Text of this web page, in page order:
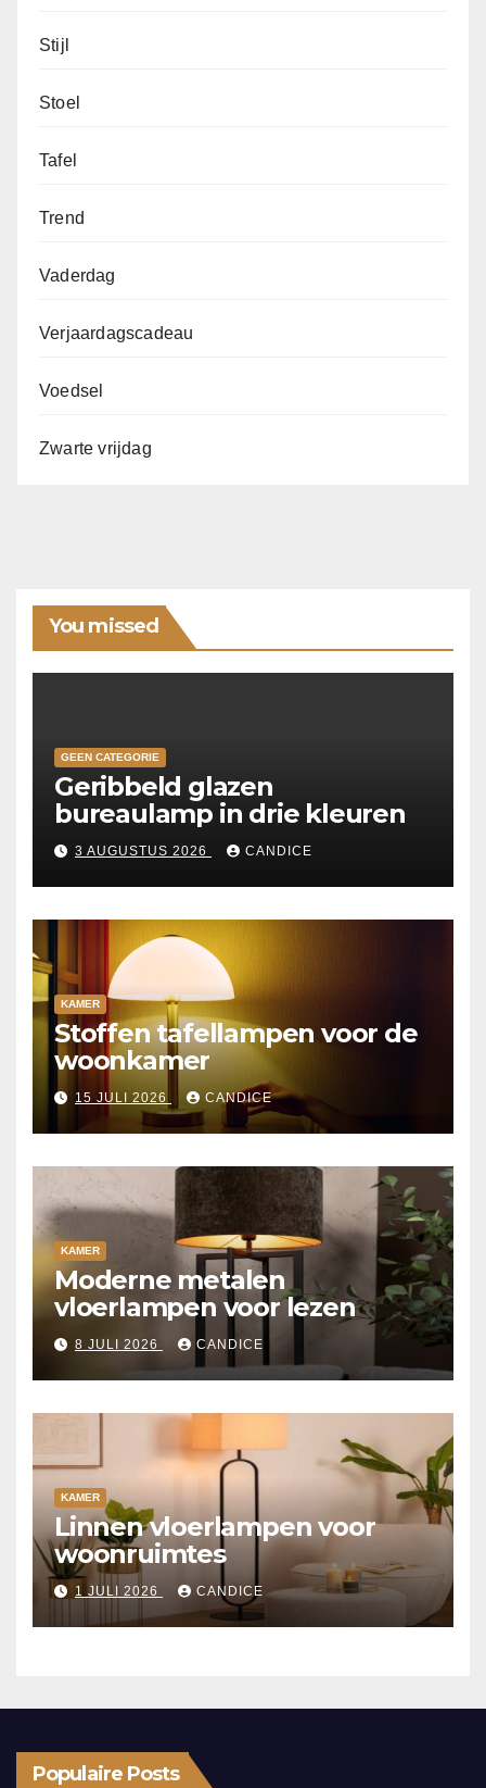
Stijl
Stoel
Tafel
Trend
Vaderdag
Verjaardagscadeau
Voedsel
Zwarte vrijdag
You missed
GEEN CATEGORIE
Geribbeld glazen
bureaulamp in drie kleuren
3 AUGUSTUS 2026 CANDICE
KAMER
Stoffen tafellampen voor de
woonkamer
15 JULI 2026 CANDICE
KAMER
Moderne metalen
vloerlampen voor lezen
8 JULI 2026 CANDICE
KAMER
Linnen vloerlampen voor
woonruimtes
1 JULI 2026 CANDICE
Populaire Posts